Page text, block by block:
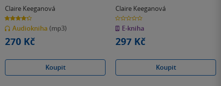
Claire Keeganová
4.3
z
5
hvězdiček
Audiokniha (mp3)
270 Kč
Koupit
Claire Keeganová
0.0
z
5
hvězdiček
E-kniha
297 Kč
Koupit